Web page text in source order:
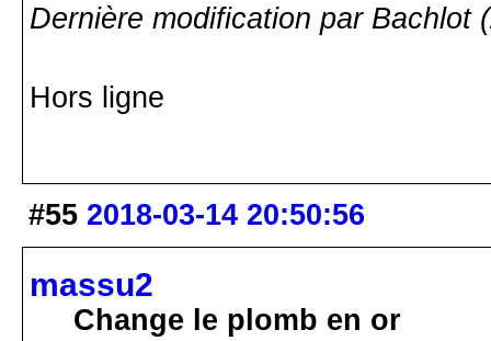
Dernière modification par Bachlot
Hors ligne
#55 2018-03-14 20:50:56
massu2
Change le plomb en or